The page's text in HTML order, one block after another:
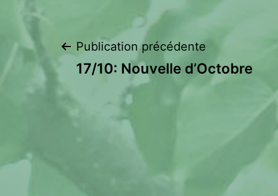
Navigation
de
l’article
Publication précédente
17/10: Nouvelle d’Octobre